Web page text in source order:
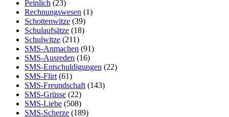
Peinlich (23)
Rechnungswesen (1)
Schottenwitze (39)
Schulaufsätze (18)
Schulwitze (211)
SMS-Anmachen (91)
SMS-Ausreden (16)
SMS-Entschuldigungen (22)
SMS-Flirt(61)
SMS-Freundschaft(143)
SMS-Grüsse (22)
SMS-Liebe (508)
SMS-Scherze (189)